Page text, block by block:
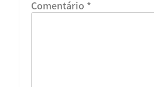
Comentário *